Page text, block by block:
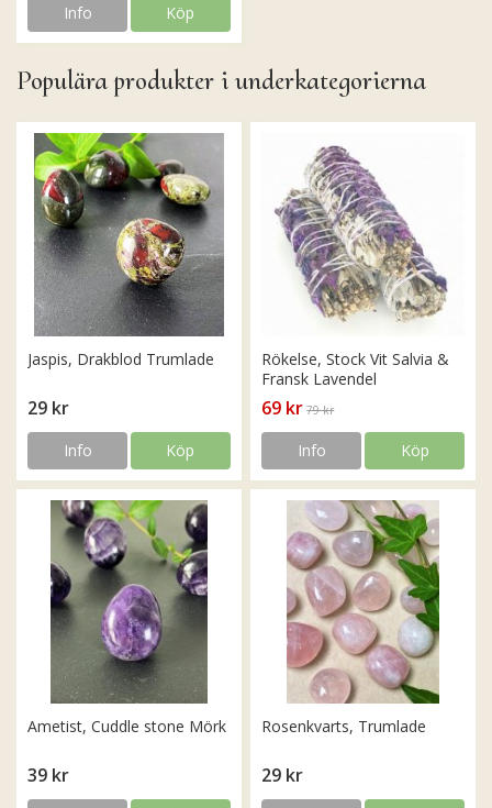
Info Köp
Populära produkter i underkategorierna
Jaspis, Drakblod Trumlade
29 kr
Info Köp
Rökelse, Stock Vit Salvia &
Fransk Lavendel
69 kr 79 kr
Info Köp
Ametist, Cuddle stone Mörk
39 kr
Rosenkvarts, Trumlade
29 kr